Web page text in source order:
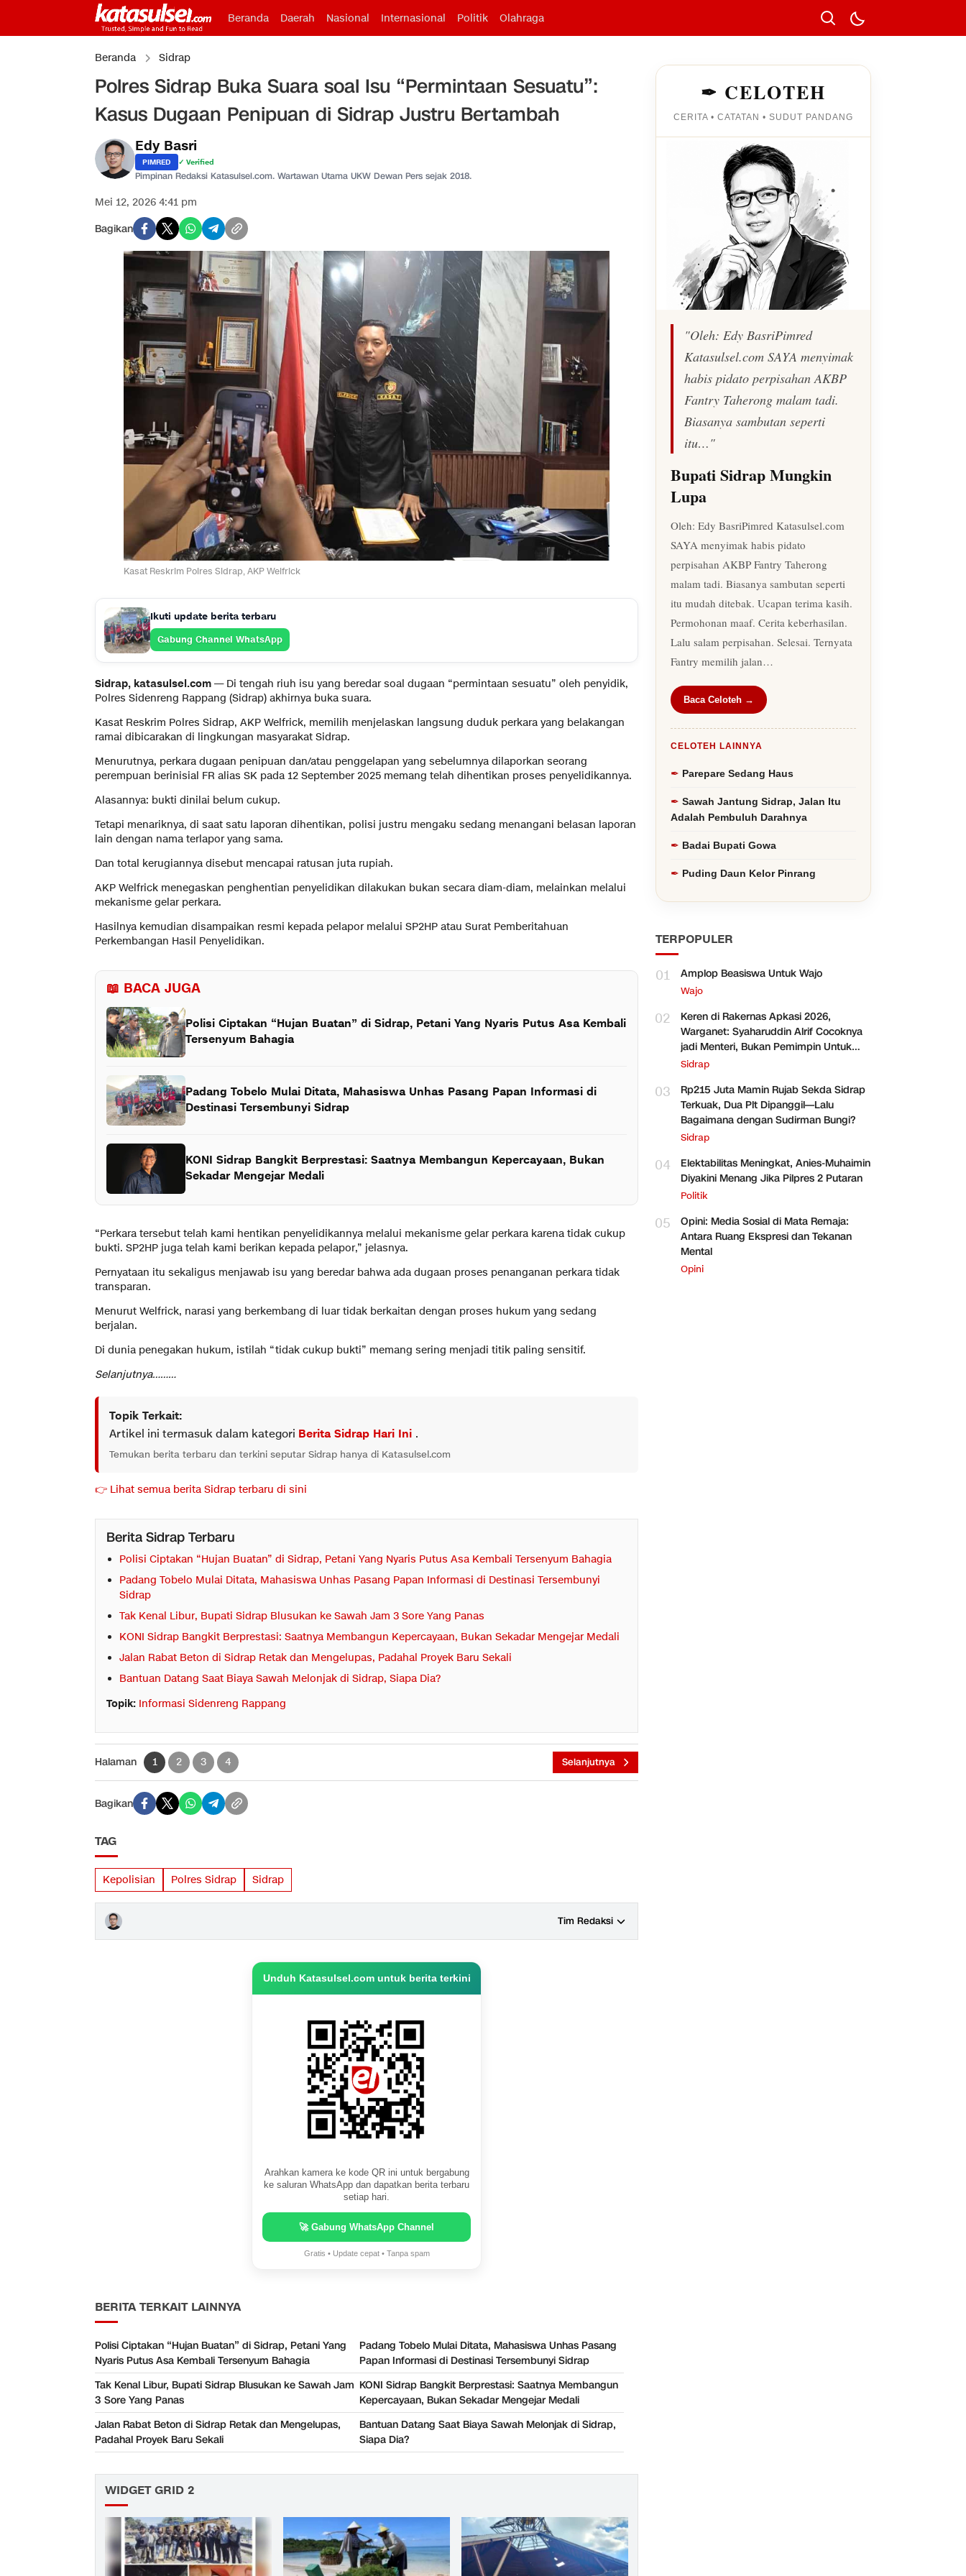
Beranda Daerah Nasional Internasional Politik Olahraga
Beranda Sidrap
Polres Sidrap Buka Suara soal Isu “Permintaan Sesuatu”:
Kasus Dugaan Penipuan di Sidrap Justru Bertambah
Edy Basri
PIMRED ✓ Verified
Pimpinan Redaksi Katasulsel.com. Wartawan Utama UKW Dewan Pers sejak 2018.
Mei 12, 2026 4:41 pm
Bagikan
Kasat Reskrim Polres Sidrap, AKP Welfrick
Ikuti update berita terbaru
Gabung Channel WhatsApp
Sidrap, katasulsel.com — Di tengah riuh isu yang beredar soal dugaan “permintaan sesuatu” oleh penyidik,
Polres Sidenreng Rappang (Sidrap) akhirnya buka suara.
Kasat Reskrim Polres Sidrap, AKP Welfrick, memilih menjelaskan langsung duduk perkara yang belakangan
ramai dibicarakan di lingkungan masyarakat Sidrap.
Menurutnya, perkara dugaan penipuan dan/atau penggelapan yang sebelumnya dilaporkan seorang
perempuan berinisial FR alias SK pada 12 September 2025 memang telah dihentikan proses penyelidikannya.
Alasannya: bukti dinilai belum cukup.
Tetapi menariknya, di saat satu laporan dihentikan, polisi justru mengaku sedang menangani belasan laporan
lain dengan nama terlapor yang sama.
Dan total kerugiannya disebut mencapai ratusan juta rupiah.
AKP Welfrick menegaskan penghentian penyelidikan dilakukan bukan secara diam-diam, melainkan melalui
mekanisme gelar perkara.
Hasilnya kemudian disampaikan resmi kepada pelapor melalui SP2HP atau Surat Pemberitahuan
Perkembangan Hasil Penyelidikan.
📖 BACA JUGA
Polisi Ciptakan “Hujan Buatan” di Sidrap, Petani Yang Nyaris Putus Asa Kembali
Tersenyum Bahagia
Padang Tobelo Mulai Ditata, Mahasiswa Unhas Pasang Papan Informasi di
Destinasi Tersembunyi Sidrap
KONI Sidrap Bangkit Berprestasi: Saatnya Membangun Kepercayaan, Bukan
Sekadar Mengejar Medali
“Perkara tersebut telah kami hentikan penyelidikannya melalui mekanisme gelar perkara karena tidak cukup
bukti. SP2HP juga telah kami berikan kepada pelapor,” jelasnya.
Pernyataan itu sekaligus menjawab isu yang beredar bahwa ada dugaan proses penanganan perkara tidak
transparan.
Menurut Welfrick, narasi yang berkembang di luar tidak berkaitan dengan proses hukum yang sedang
berjalan.
Di dunia penegakan hukum, istilah “tidak cukup bukti” memang sering menjadi titik paling sensitif.
Selanjutnya………
Topik Terkait:
Artikel ini termasuk dalam kategori Berita Sidrap Hari Ini .
Temukan berita terbaru dan terkini seputar Sidrap hanya di Katasulsel.com
👉 Lihat semua berita Sidrap terbaru di sini
Berita Sidrap Terbaru
Polisi Ciptakan “Hujan Buatan” di Sidrap, Petani Yang Nyaris Putus Asa Kembali Tersenyum Bahagia
Padang Tobelo Mulai Ditata, Mahasiswa Unhas Pasang Papan Informasi di Destinasi Tersembunyi
Sidrap
Tak Kenal Libur, Bupati Sidrap Blusukan ke Sawah Jam 3 Sore Yang Panas
KONI Sidrap Bangkit Berprestasi: Saatnya Membangun Kepercayaan, Bukan Sekadar Mengejar Medali
Jalan Rabat Beton di Sidrap Retak dan Mengelupas, Padahal Proyek Baru Sekali
Bantuan Datang Saat Biaya Sawah Melonjak di Sidrap, Siapa Dia?
Topik: Informasi Sidenreng Rappang
Halaman 1 2 3 4 Selanjutnya
Bagikan
TAG
Kepolisian Polres Sidrap Sidrap
Tim Redaksi
Unduh Katasulsel.com untuk berita terkini
Arahkan kamera ke kode QR ini untuk bergabung
ke saluran WhatsApp dan dapatkan berita terbaru
setiap hari.
🚀 Gabung WhatsApp Channel
Gratis • Update cepat • Tanpa spam
BERITA TERKAIT LAINNYA
Polisi Ciptakan “Hujan Buatan” di Sidrap, Petani Yang
Nyaris Putus Asa Kembali Tersenyum Bahagia
Padang Tobelo Mulai Ditata, Mahasiswa Unhas Pasang
Papan Informasi di Destinasi Tersembunyi Sidrap
Tak Kenal Libur, Bupati Sidrap Blusukan ke Sawah Jam
3 Sore Yang Panas
KONI Sidrap Bangkit Berprestasi: Saatnya Membangun
Kepercayaan, Bukan Sekadar Mengejar Medali
Jalan Rabat Beton di Sidrap Retak dan Mengelupas,
Padahal Proyek Baru Sekali
Bantuan Datang Saat Biaya Sawah Melonjak di Sidrap,
Siapa Dia?
WIDGET GRID 2
✒ CELOTEH
CERITA • CATATAN • SUDUT PANDANG
"Oleh: Edy BasriPimred
Katasulsel.com SAYA menyimak
habis pidato perpisahan AKBP
Fantry Taherong malam tadi.
Biasanya sambutan seperti
itu…"
Bupati Sidrap Mungkin
Lupa
Oleh: Edy BasriPimred Katasulsel.com
SAYA menyimak habis pidato
perpisahan AKBP Fantry Taherong
malam tadi. Biasanya sambutan seperti
itu mudah ditebak. Ucapan terima kasih.
Permohonan maaf. Cerita keberhasilan.
Lalu salam perpisahan. Selesai. Ternyata
Fantry memilih jalan…
Baca Celoteh →
CELOTEH LAINNYA
Parepare Sedang Haus
Sawah Jantung Sidrap, Jalan Itu
Adalah Pembuluh Darahnya
Badai Bupati Gowa
Puding Daun Kelor Pinrang
TERPOPULER
01 Amplop Beasiswa Untuk Wajo
Wajo
02
Keren di Rakernas Apkasi 2026,
Warganet: Syaharuddin Alrif Cocoknya
jadi Menteri, Bukan Pemimpin Untuk
Sidrap Saja
Sidrap
03
Rp215 Juta Mamin Rujab Sekda Sidrap
Terkuak, Dua Plt Dipanggil—Lalu
Bagaimana dengan Sudirman Bungi?
Sidrap
04
Elektabilitas Meningkat, Anies-Muhaimin
Diyakini Menang Jika Pilpres 2 Putaran
Politik
05
Opini: Media Sosial di Mata Remaja:
Antara Ruang Ekspresi dan Tekanan
Mental
Opini